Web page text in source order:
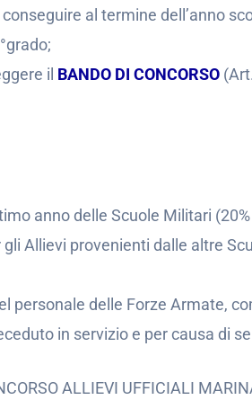
al termine dell’anno
il BANDO DI CONCORSO
anno delle Scuole Militari
Allievi provenienti dalle altre
personale delle Forze Armate,
in servizio e per causa di
ALLIEVI UFFICIALI